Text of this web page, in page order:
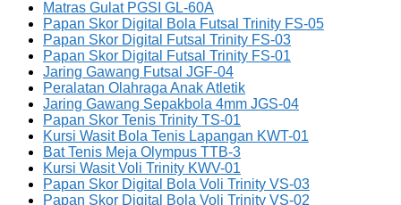
Matras Gulat PGSI GL-60A
Papan Skor Digital Bola Futsal Trinity FS-05
Papan Skor Digital Futsal Trinity FS-03
Papan Skor Digital Futsal Trinity FS-01
Jaring Gawang Futsal JGF-04
Peralatan Olahraga Anak Atletik
Jaring Gawang Sepakbola 4mm JGS-04
Papan Skor Tenis Trinity TS-01
Kursi Wasit Bola Tenis Lapangan KWT-01
Bat Tenis Meja Olympus TTB-3
Kursi Wasit Voli Trinity KWV-01
Papan Skor Digital Bola Voli Trinity VS-03
Papan Skor Digital Bola Voli Trinity VS-02